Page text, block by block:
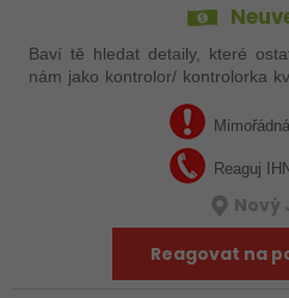
Baví tě hledat detaily, které
nám jako kontrolor/ kontrolorka kvality. Kdo jsme?
REWORK – česká firma, která
Reaguj
Nový
Reagovat na